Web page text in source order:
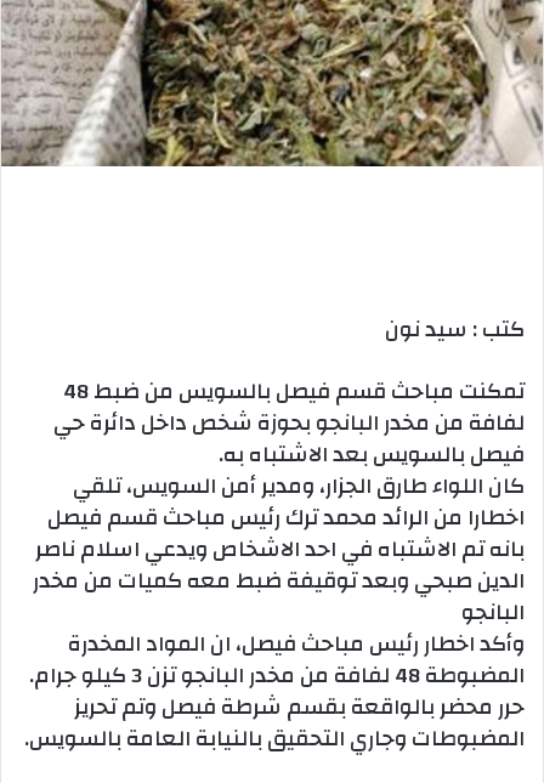
كتب : سيد نون
تمكنت مباحث قسم فيصل بالسويس من ضبط 48
لفافة من مخدر البانجو بحوزة شخص داخل دائرة حي
فيصل بالسويس بعد الاشتباه به.
كان اللواء طارق الجزار، ومدير أمن السويس، تلقي
اخطارا من الرائد محمد ترك رئيس مباحث قسم فيصل
بانه تم الاشتباه في احد الاشخاص ويدعي اسلام ناصر
الدين صبحي وبعد توقيفة ضبط معه كميات من مخدر
البانجو
وأكد اخطار رئيس مباحث فيصل، ان المواد المخدرة
المضبوطة 48 لفافة من مخدر البانجو تزن 3 كيلو جرام.
حرر محضر بالواقعة بقسم شرطة فيصل وتم تحريز
المضبوطات وجاري التحقيق بالنيابة العامة بالسويس.